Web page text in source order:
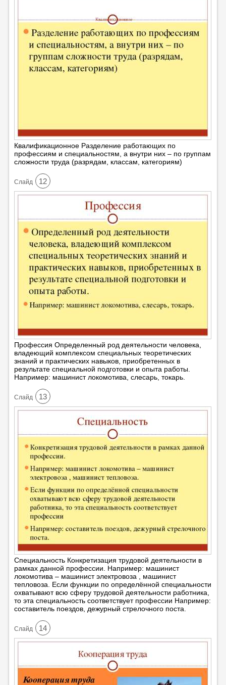
Квалификационное Разделение работающих по
профессиям и специальностям, а внутри них – по группам
сложности труда (разрядам, классам, категориям)
Cлайд 12
Профессия Определенный род деятельности человека,
владеющий комплексом специальных теоретических
знаний и практических навыков, приобретенных в
результате специальной подготовки и опыта работы.
Например: машинист локомотива, слесарь, токарь.
Cлайд 13
Специальность Конкретизация трудовой деятельности в
рамках данной профессии. Например: машинист
локомотива – машинист электровоза , машинист
тепловоза. Если функции по определённой специальности
охватывают всю сферу трудовой деятельности работника,
то эта специальность соответствует профессии Например:
составитель поездов, дежурный стрелочного поста.
Cлайд 14